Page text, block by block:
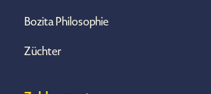
Bozita Philosophie
Züchter